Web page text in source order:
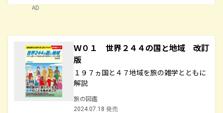
AD
Ｗ０１ 世界２４４の国と地域 改訂
版
１９７ヵ国と４７地域を旅の雑学とともに
解説
旅の図鑑
2024.07.18 発売